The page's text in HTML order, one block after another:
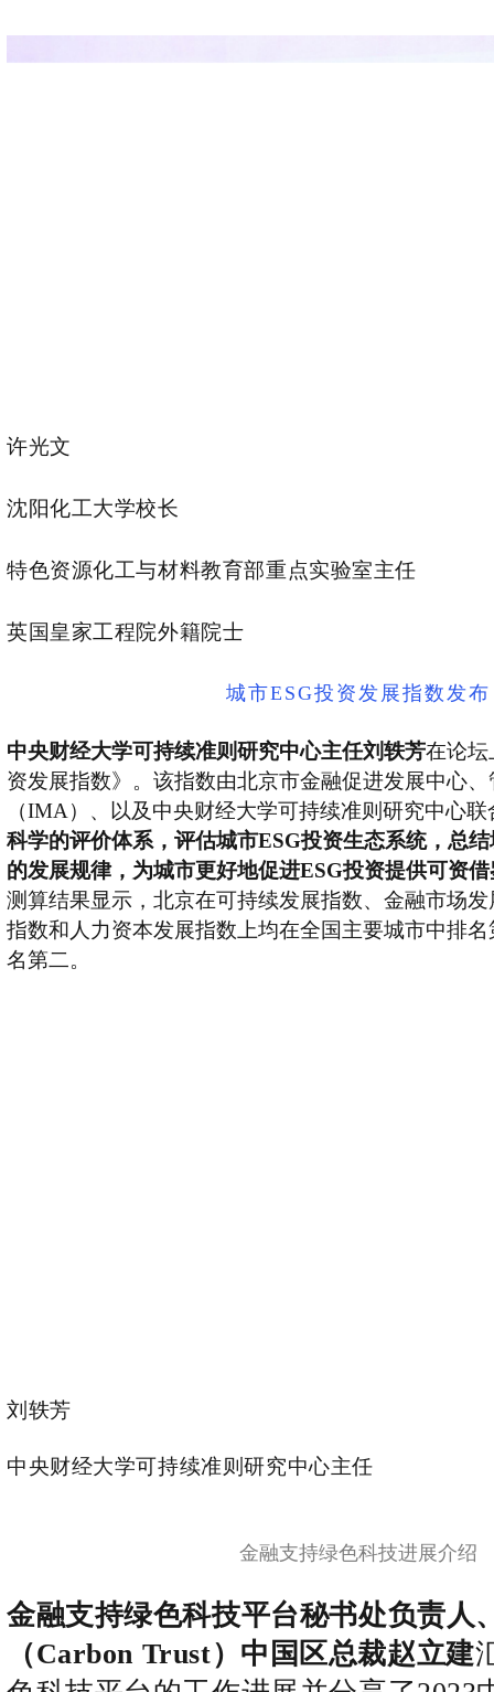
许光文
沈阳化工大学校长
特色资源化工与材料教育部重点实验室主任
英国皇家工程院外籍院士
城市ESG投资发展指数发布
中央财经大学可持续准则研究中心主任刘轶芳在论坛
资发展指数》。该指数由北京市金融促进发展中心
（IMA）、以及中央财经大学可持续准则研究中心
科学的评价体系，评估城市ESG投资生态系统，总
的发展规律，为城市更好地促进ESG投资提供可资
测算结果显示，北京在可持续发展指数、金融市场
指数和人力资本发展指数上均在全国主要城市中排
名第二。
刘轶芳
中央财经大学可持续准则研究中心主任
金融支持绿色科技进展介绍
金融支持绿色科技平台秘书处负责人
（Carbon Trust）中国区总裁赵立建